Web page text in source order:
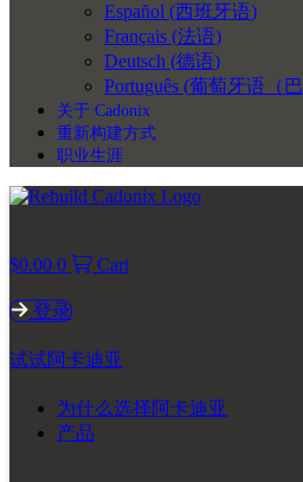
Español (西班牙语)
Français (法语)
Deutsch (德语)
Português (葡萄牙语（巴
关于 Cadonix
重新构建方式
职业生涯
$0.00 0 Cart
登录
试试阿卡迪亚
为什么选择阿卡迪亚
产品